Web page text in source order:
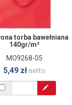
torba bawełniana
140gr/m²
MO9268-05
5,49 zł netto